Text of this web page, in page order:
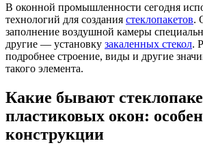
В оконной промышленности сегодня
технологий для создания стеклопакетов.
заполнение воздушной камеры
другие — установку закаленных стекол.
подробнее строение, виды и другие
такого элемента.
Какие бывают
пластиковых окон:
конструкции